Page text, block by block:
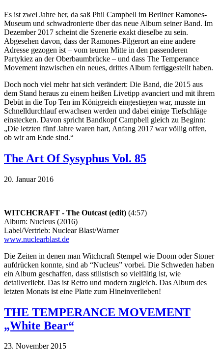
Es ist zwei Jahre her, da saß Phil Campbell im Berliner Ramones-
Museum und schwadronierte über das neue Album seiner Band. Im
Dezember 2017 scheint die Szenerie exakt dieselbe zu sein.
Abgesehen davon, dass der Ramones-Pilgerort an eine andere
Adresse gezogen ist – vom teuren Mitte in den passenderen
Partykiez an der Oberbaumbrücke – und dass The Temperance
Movement inzwischen ein neues, drittes Album fertiggestellt haben.
Doch noch viel mehr hat sich verändert: Die Band, die 2015 aus
dem Stand heraus zu einem heißen Livetipp avanciert und mit ihrem
Debüt in die Top Ten im Königreich eingestiegen war, musste im
Schnelldurchlauf erwachsen werden und dabei einige Tiefschläge
einstecken. Davon spricht Bandkopf Campbell gleich zu Beginn:
„Die letzten fünf Jahre waren hart, Anfang 2017 war völlig offen,
ob wir am Ende sind.“
The Art Of Sysyphus Vol. 85
20. Januar 2016
WITCHCRAFT - The Outcast (edit) (4:57)
Album: Nucleus (2016)
Label/Vertrieb: Nuclear Blast/Warner
www.nuclearblast.de
Die Zeiten in denen man Witchcraft Stempel wie Doom oder Stoner
aufdrücken konnte, sind ab “Nucleus” vorbei. Die Schweden haben
ein Album geschaffen, dass stilistisch so vielfältig ist, wie
detailverliebt. Das ist Retro und modern zugleich. Das Album des
letzten Monats ist eine Platte zum Hineinverlieben!
THE TEMPERANCE MOVEMENT
„White Bear“
23. November 2015